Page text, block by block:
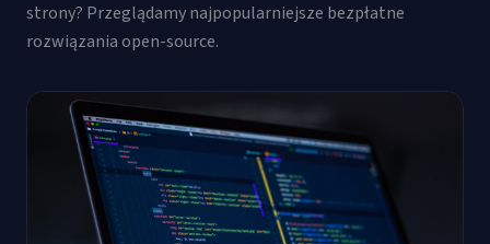
strony? Przeglądamy najpopularniejsze bezpłatne
rozwiązania open-source.